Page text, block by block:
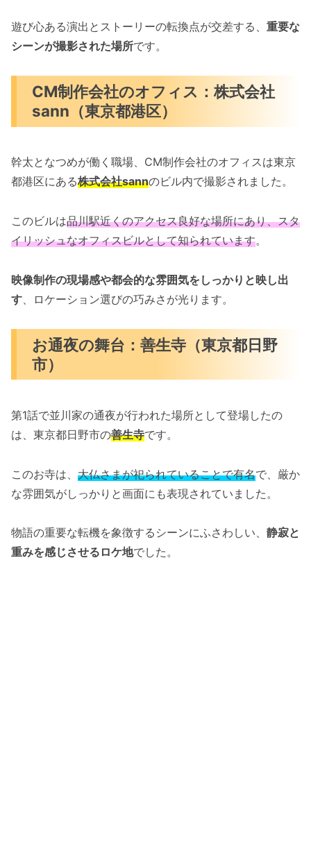
遊び心ある演出とストーリーの転換点が交差する、 重要な
シーンが撮影された場所です。
CM制作会社のオフィス：株式会社
sann（東京都港区）
幹太となつめが働く職場、CM制作会社のオフィスは東京
都港区にある株式会社sannのビル内で撮影されました。
このビルは品川駅近くのアクセス良好な場所にあり、スタ
イリッシュなオフィスビルとして知られています。
映像制作の現場感や都会的な雰囲気をしっかりと映し出
す 、ロケーション選びの巧みさが光ります。
お通夜の舞台：善生寺（東京都日野
市）
第1話で並川家の通夜が行われた場所として登場したの
は、東京都日野市の善生寺です。
このお寺は、 大仏さまが祀られていることで有名で、厳か
な雰囲気がしっかりと画面にも表現されていました。
物語の重要な転機を象徴するシーンにふさわしい、 静寂と
重みを感じさせるロケ地でした。